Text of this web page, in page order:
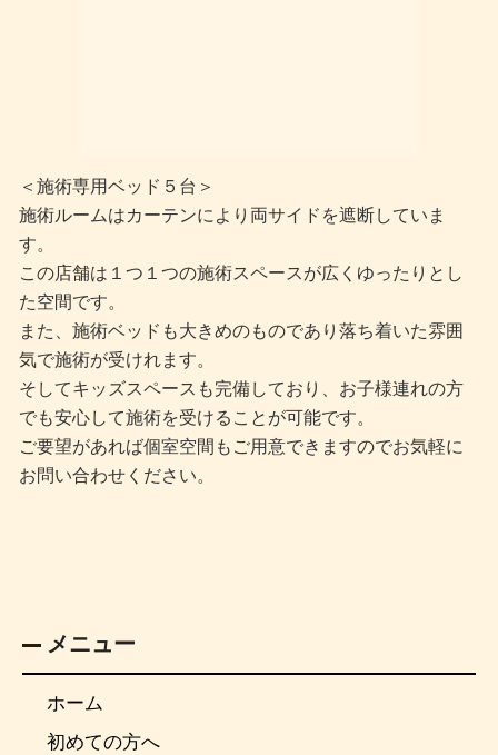
＜施術専用ベッド５台＞
施術ルームはカーテンにより両サイドを遮断していま
す。
この店舗は１つ１つの施術スペースが広くゆったりとし
た空間です。
また、施術ベッドも大きめのものであり落ち着いた雰囲
気で施術が受けれます。
そしてキッズスペースも完備しており、お子様連れの方
でも安心して施術を受けることが可能です。
ご要望があれば個室空間もご用意できますのでお気軽に
お問い合わせください。
メニュー
ホーム
初めての方へ